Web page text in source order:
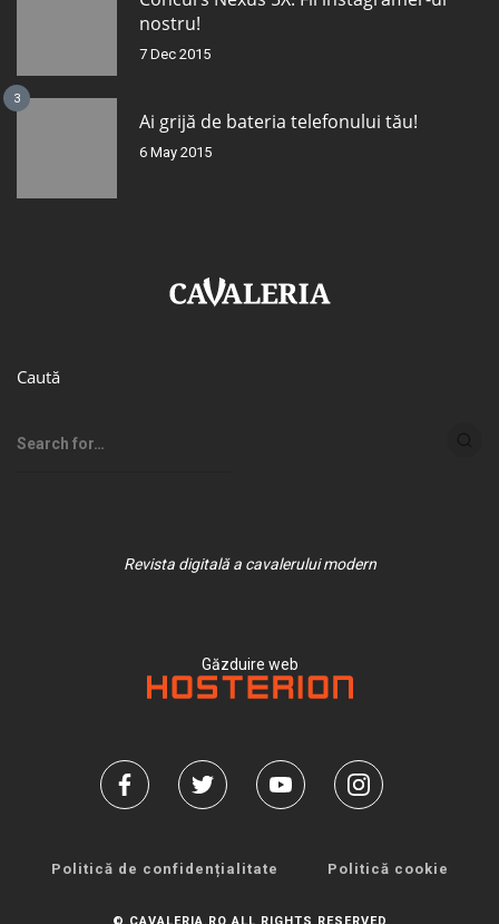
nostru!
7 Dec 2015
3
Ai grijă de bateria telefonului tău!
6 May 2015
Caută
Revista digitală a cavalerului modern
Găzduire web
Politică de confidențialitate Politică cookie